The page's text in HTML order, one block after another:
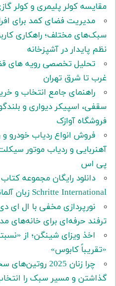
مقایسه کولر پلیمری و کولر
مدیریت فضای کمد برای
سبک‌های مختلف؛ راهکاری
نظم پایدار در آشپزخانه
تحلیل تخصصی رویه های
غرب تا شرق تهران
راهنمای جامع انتخاب و
سقفی، اسپیکر دیواری و
فروشگاه آوازک
فروش انواع ردیاب خودرو و
آهنربایی و ردیاب موتور
پی اس
دانلود رایگان مجموعه
Schritte International زبان آلمانی
ترفند حرفه‌ای برای خانه‌های
اخذ ویزای شینگن؛ از
«تقریباً کابوس»
چرا زنان 2025
گذاشتن و مسیر سبک را